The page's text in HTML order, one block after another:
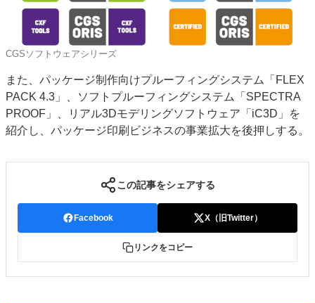
CGSソフトウェアシリーズ
また、パッケージ制作向けプルーフィングシステム「FLEX
PACK 4.3」、ソフトプルーフィングシステム「SPECTRA
PROOF」、リアル3Dモデリングソフトウェア「iC3D」を
紹介し、パッケージ印刷ビジネスの事業拡大を後押しする。
この記事をシェアする
Facebook X（旧Twitter）
リンクをコピー